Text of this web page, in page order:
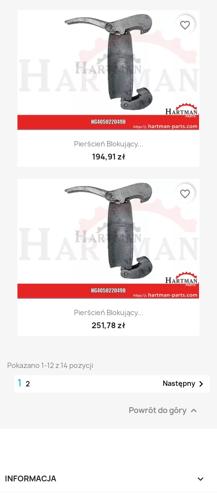
Pierścień Blokujący...
194,91 zł
favorite_border
Pierścień Blokujący...
251,78 zł
favorite_border
Pokazano 1-12 z 14 pozycji
1 2 Następny 
Powrót do góry 
INFORMACJA 